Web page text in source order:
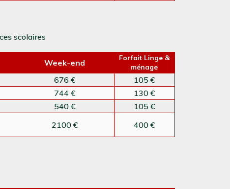
scolaires
Week-end
Forfait Linge &
ménage
676 €
105 €
744 €
130 €
540 €
105 €
2100 € 400 €